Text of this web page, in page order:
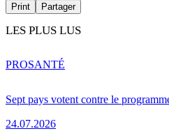
Print Partager
LES PLUS LUS
Sept pays votent contre le
24.07.2026
PROSANTÉ